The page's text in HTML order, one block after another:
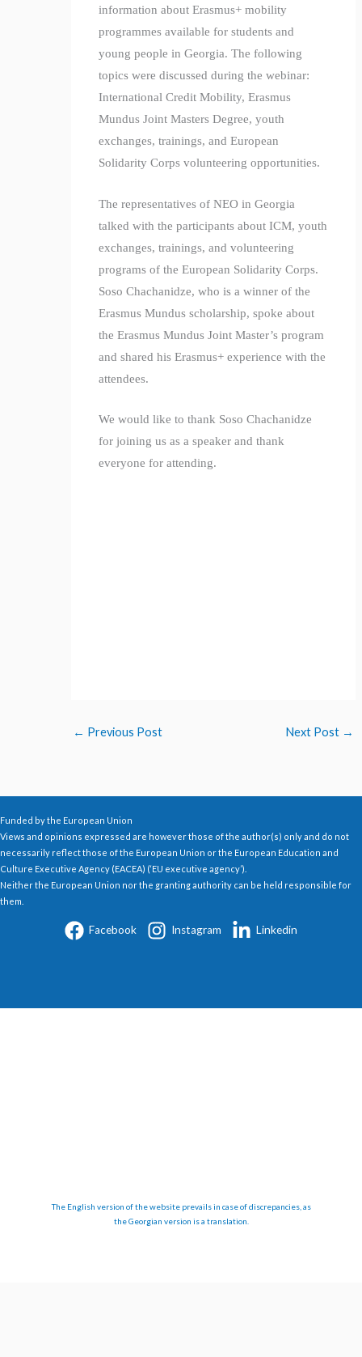
information about Erasmus+ mobility
programmes available for students and
young people in Georgia. The following
topics were discussed during the webinar:
International Credit Mobility, Erasmus
Mundus Joint Masters Degree, youth
exchanges, trainings, and European
Solidarity Corps volunteering opportunities.
The representatives of NEO in Georgia
talked with the participants about ICM, youth
exchanges, trainings, and volunteering
programs of the European Solidarity Corps.
Soso Chachanidze, who is a winner of the
Erasmus Mundus scholarship, spoke about
the Erasmus Mundus Joint Master’s program
and shared his Erasmus+ experience with the
attendees.
We would like to thank Soso Chachanidze
for joining us as a speaker and thank
everyone for attending.
← Previous Post Next Post →
Funded by the European Union
Views and opinions expressed are however those of the author(s) only and do not
necessarily reflect those of the European Union or the European Education and
Culture Executive Agency (EACEA) (‘EU executive agency’).
Neither the European Union nor the granting authority can be held responsible for
them.
Facebook Instagram Linkedin
The English version of the website prevails in case of discrepancies, as
the Georgian version is a translation.